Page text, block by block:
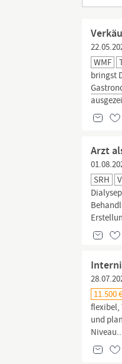
WMF
bringst
Arzt
SRH
11.500
flexibel,
und